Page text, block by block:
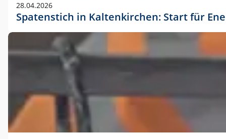
28.04.2026
Spatenstich in Kaltenkirchen: Start für